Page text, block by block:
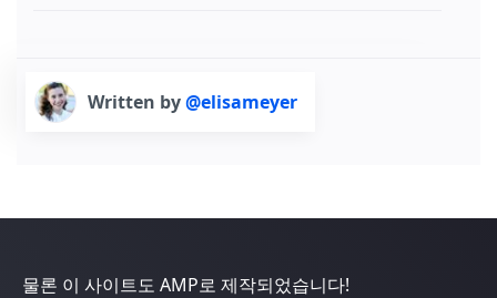
Written by@elisameyer
물론 이 사이트도 AMP로 제작되었습니다!